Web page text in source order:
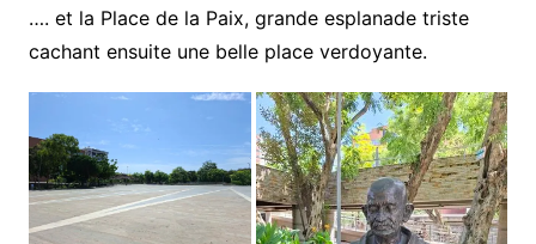
…. et la Place de la Paix, grande esplanade triste
cachant ensuite une belle place verdoyante.